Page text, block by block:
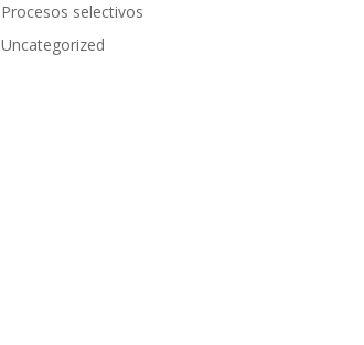
Procesos selectivos
Uncategorized